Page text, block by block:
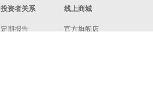
投资者关系
定期报告
线上商城
官方旗舰店